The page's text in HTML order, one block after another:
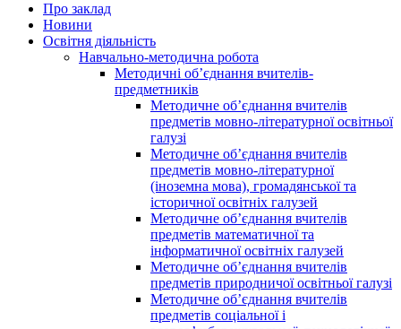
Про заклад
Новини
Освітня діяльність
Навчально-методична робота
Методичні об’єднання вчителів-
предметників
Методичне об’єднання вчителів
предметів мовно-літературної освітньої
галузі
Методичне об’єднання вчителів
предметів мовно-літературної
(іноземна мова), громадянської та
історичної освітніх галузей
Методичне об’єднання вчителів
предметів математичної та
інформатичної освітніх галузей
Методичне об’єднання вчителів
предметів природничої освітньої галузі
Методичне об’єднання вчителів
предметів соціальної і